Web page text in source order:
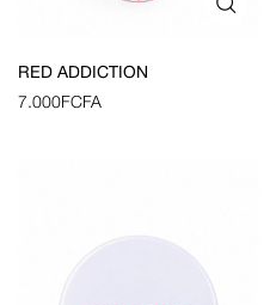
RED ADDICTION
7.000FCFA